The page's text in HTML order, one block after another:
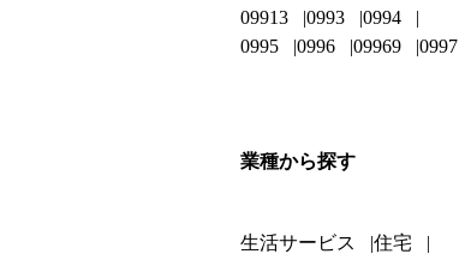
09913
0993
0994
0995
0996 09969 0997
業種から探す
生活サービス 住宅